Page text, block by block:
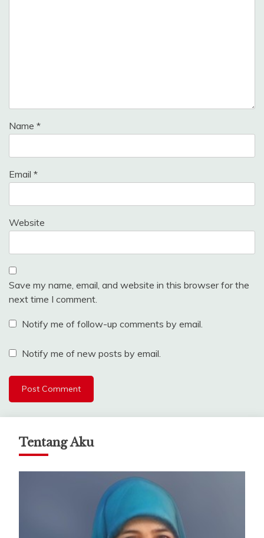
Name *
Email *
Website
Save my name, email, and website in this browser for the
next time I comment.
Notify me of follow-up comments by email.
Notify me of new posts by email.
Tentang Aku